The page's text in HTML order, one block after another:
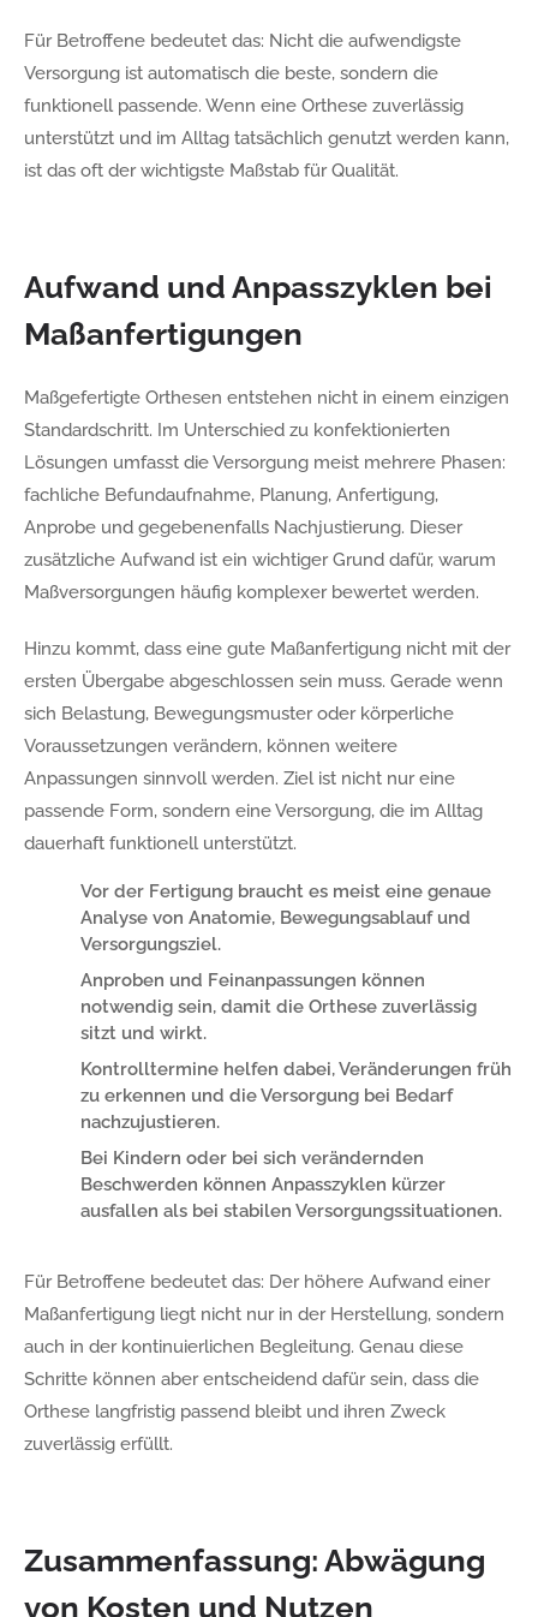
Für Betroffene bedeutet das: Nicht die aufwendigste
Versorgung ist automatisch die beste, sondern die
funktionell passende. Wenn eine Orthese zuverlässig
unterstützt und im Alltag tatsächlich genutzt werden kann,
ist das oft der wichtigste Maßstab für Qualität.
Aufwand und Anpasszyklen bei
Maßanfertigungen
Maßgefertigte Orthesen entstehen nicht in einem einzigen
Standardschritt. Im Unterschied zu konfektionierten
Lösungen umfasst die Versorgung meist mehrere Phasen:
fachliche Befundaufnahme, Planung, Anfertigung,
Anprobe und gegebenenfalls Nachjustierung. Dieser
zusätzliche Aufwand ist ein wichtiger Grund dafür, warum
Maßversorgungen häufig komplexer bewertet werden.
Hinzu kommt, dass eine gute Maßanfertigung nicht mit der
ersten Übergabe abgeschlossen sein muss. Gerade wenn
sich Belastung, Bewegungsmuster oder körperliche
Voraussetzungen verändern, können weitere
Anpassungen sinnvoll werden. Ziel ist nicht nur eine
passende Form, sondern eine Versorgung, die im Alltag
dauerhaft funktionell unterstützt.
Vor der Fertigung braucht es meist eine genaue
Analyse von Anatomie, Bewegungsablauf und
Versorgungsziel.
Anproben und Feinanpassungen können
notwendig sein, damit die Orthese zuverlässig
sitzt und wirkt.
Kontrolltermine helfen dabei, Veränderungen früh
zu erkennen und die Versorgung bei Bedarf
nachzujustieren.
Bei Kindern oder bei sich verändernden
Beschwerden können Anpasszyklen kürzer
ausfallen als bei stabilen Versorgungssituationen.
Für Betroffene bedeutet das: Der höhere Aufwand einer
Maßanfertigung liegt nicht nur in der Herstellung, sondern
auch in der kontinuierlichen Begleitung. Genau diese
Schritte können aber entscheidend dafür sein, dass die
Orthese langfristig passend bleibt und ihren Zweck
zuverlässig erfüllt.
Zusammenfassung: Abwägung
von Kosten und Nutzen